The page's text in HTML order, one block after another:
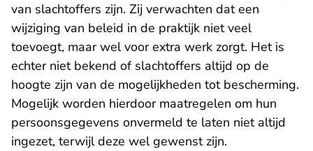
van slachtoffers zijn. Zij verwachten dat een
wijziging van beleid in de praktijk niet veel
toevoegt, maar wel voor extra werk zorgt. Het is
echter niet bekend of slachtoffers altijd op de
hoogte zijn van de mogelijkheden tot bescherming.
Mogelijk worden hierdoor maatregelen om hun
persoonsgegevens onvermeld te laten niet altijd
ingezet, terwijl deze wel gewenst zijn.